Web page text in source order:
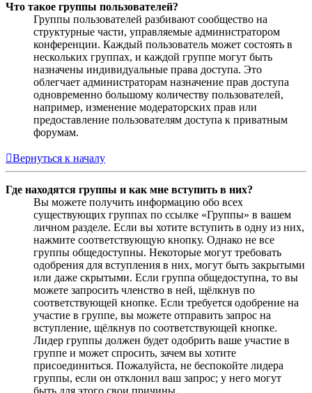
Что такое группы пользователей?
Группы пользователей разбивают сообщество на
структурные части, управляемые администратором
конференции. Каждый пользователь может состоять в
нескольких группах, и каждой группе могут быть
назначены индивидуальные права доступа. Это
облегчает администраторам назначение прав доступа
одновременно большому количеству пользователей,
например, изменение модераторских прав или
предоставление пользователям доступа к приватным
форумам.
Вернуться к началу
Где находятся группы и как мне вступить в них?
Вы можете получить информацию обо всех
существующих группах по ссылке «Группы» в вашем
личном разделе. Если вы хотите вступить в одну из них,
нажмите соответствующую кнопку. Однако не все
группы общедоступны. Некоторые могут требовать
одобрения для вступления в них, могут быть закрытыми
или даже скрытыми. Если группа общедоступна, то вы
можете запросить членство в ней, щёлкнув по
соответствующей кнопке. Если требуется одобрение на
участие в группе, вы можете отправить запрос на
вступление, щёлкнув по соответствующей кнопке.
Лидер группы должен будет одобрить ваше участие в
группе и может спросить, зачем вы хотите
присоединиться. Пожалуйста, не беспокойте лидера
группы, если он отклонил ваш запрос; у него могут